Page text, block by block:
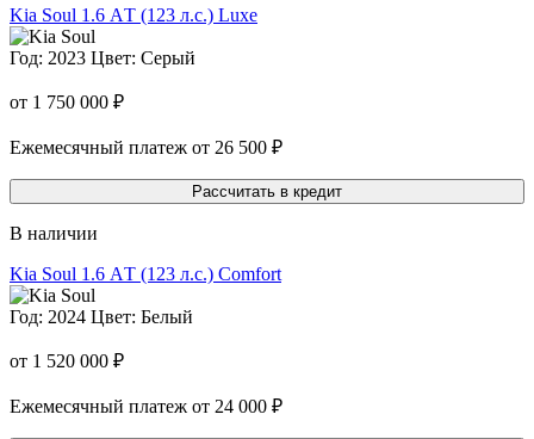
Kia Soul 1.6 АT (123 л.с.) Luxe
Год: 2023 Цвет: Серый
от 1 750 000 ₽
Ежемесячный платеж от 26 500 ₽
Рассчитать в кредит
В наличии
Kia Soul 1.6 АT (123 л.с.) Comfort
Год: 2024 Цвет: Белый
от 1 520 000 ₽
Ежемесячный платеж от 24 000 ₽